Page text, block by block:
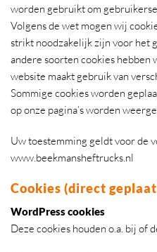
worden gebruikt om
Volgens de wet mogen wij
strikt noodzakelijk zijn voor het
andere soorten cookies hebben
website maakt gebruik van
Sommige cookies worden
op onze pagina’s worden
Uw toestemming geldt voor de
www.beekmansheftrucks.nl
Cookies (direct
WordPress cookies
Deze cookies houden o.a. bij of